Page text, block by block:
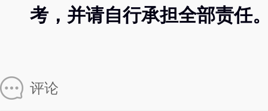
考，并请自行承担全部责任
评论